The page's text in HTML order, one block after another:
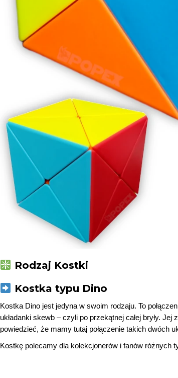
Rodzaj Kostki
Kostka typu Dino
Kostka Dino jest jedyna w swoim rodzaju. To
układanki skewb – czyli po przekątnej całej bryły.
powiedzieć, że mamy tutaj połączenie takich dwóch
Kostkę polecamy dla kolekcjonerów i fanów różnych